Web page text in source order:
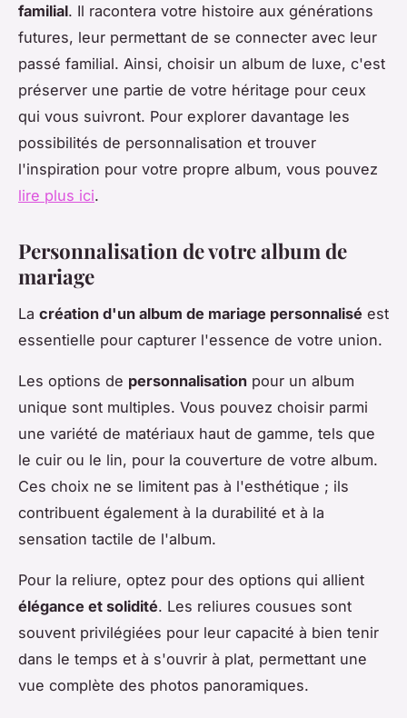
familial. Il racontera votre histoire aux générations
futures, leur permettant de se connecter avec leur
passé familial. Ainsi, choisir un album de luxe, c'est
préserver une partie de votre héritage pour ceux
qui vous suivront. Pour explorer davantage les
possibilités de personnalisation et trouver
l'inspiration pour votre propre album, vous pouvez
lire plus ici.
Personnalisation de votre album de
mariage
La création d'un album de mariage personnalisé est
essentielle pour capturer l'essence de votre union.
Les options de personnalisation pour un album
unique sont multiples. Vous pouvez choisir parmi
une variété de matériaux haut de gamme, tels que
le cuir ou le lin, pour la couverture de votre album.
Ces choix ne se limitent pas à l'esthétique ; ils
contribuent également à la durabilité et à la
sensation tactile de l'album.
Pour la reliure, optez pour des options qui allient
élégance et solidité. Les reliures cousues sont
souvent privilégiées pour leur capacité à bien tenir
dans le temps et à s'ouvrir à plat, permettant une
vue complète des photos panoramiques.